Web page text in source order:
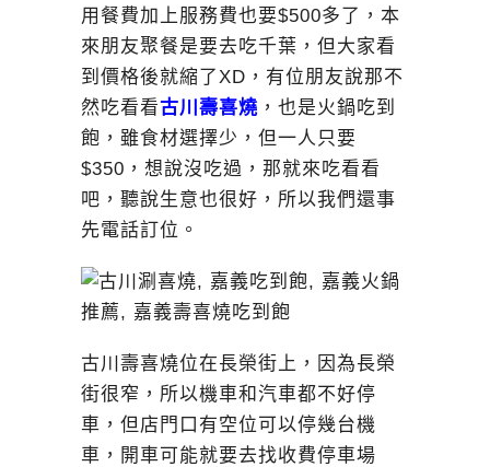
用餐費加上服務費也要$500多了，本
來朋友聚餐是要去吃千葉，但大家看
到價格後就縮了XD，有位朋友說那不
然吃看看古川壽喜燒 ，也是火鍋吃到
飽，雖食材選擇少，但一人只要
$350，想說沒吃過，那就來吃看看
吧，聽說生意也很好，所以我們還事
先電話訂位。
古川壽喜燒位在長榮街上，因為長榮
街很窄，所以機車和汽車都不好停
車，但店門口有空位可以停幾台機
車，開車可能就要去找收費停車場